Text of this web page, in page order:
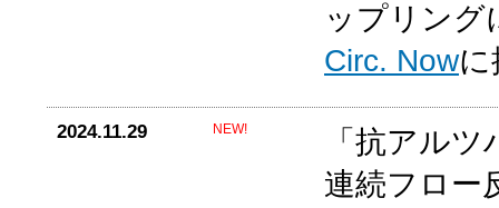
ップリング
Circ. Nowに
2024.11.29 NEW!
「抗アル
連続フロー